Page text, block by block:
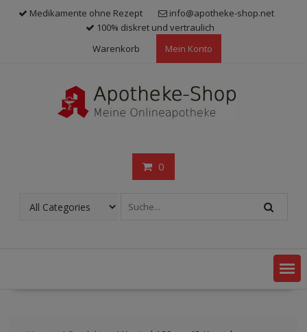
Medikamente ohne Rezept
info@apotheke-shop.net
100% diskret und vertraulich
Warenkorb
Mein Konto
0